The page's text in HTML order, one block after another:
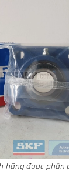
hãng được phân